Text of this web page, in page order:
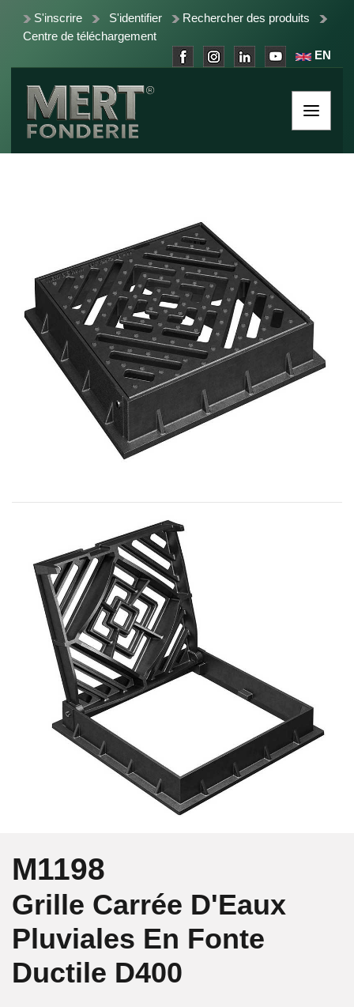
S'inscrire S'identifier
Rechercher des produits
Centre de téléchargement
EN
M1198
Grille Carrée D'Eaux
Pluviales En Fonte
Ductile D400